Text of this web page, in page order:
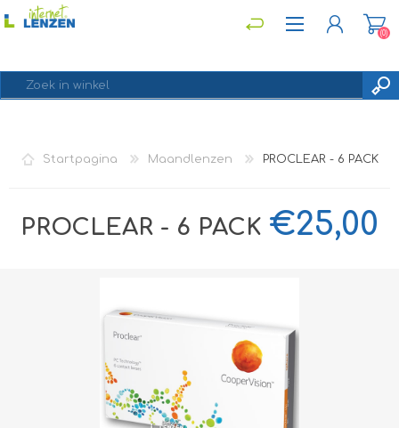
INLOGGEN
(0)
Startpagina Maandlenzen PROCLEAR - 6 PACK
PROCLEAR - 6 PACK €25,00